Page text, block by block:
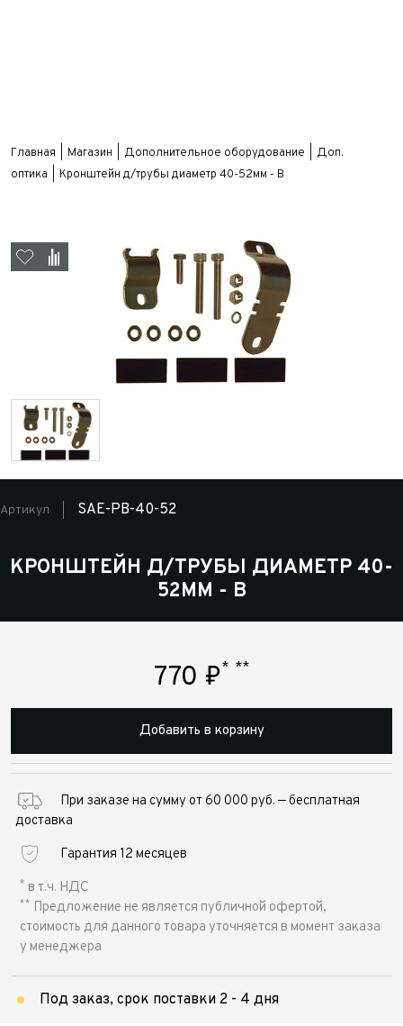
Главная Магазин Дополнительное оборудование
Доп.
оптика
Кронштейн д/трубы диаметр 40-52мм - B
Артикул SAE-PB-40-52
КРОНШТЕЙН Д/ТРУБЫ ДИАМЕТР 40-
52ММ - B
770 ₽* **
Добавить в корзину
При заказе на сумму от 60 000 руб. — бесплатная
доставка
Гарантия 12 месяцев
* в т.ч. НДС
** Предложение не является публичной офертой,
стоимость для данного товара уточняется в момент заказа
у менеджера
Под заказ, срок поставки 2 - 4 дня